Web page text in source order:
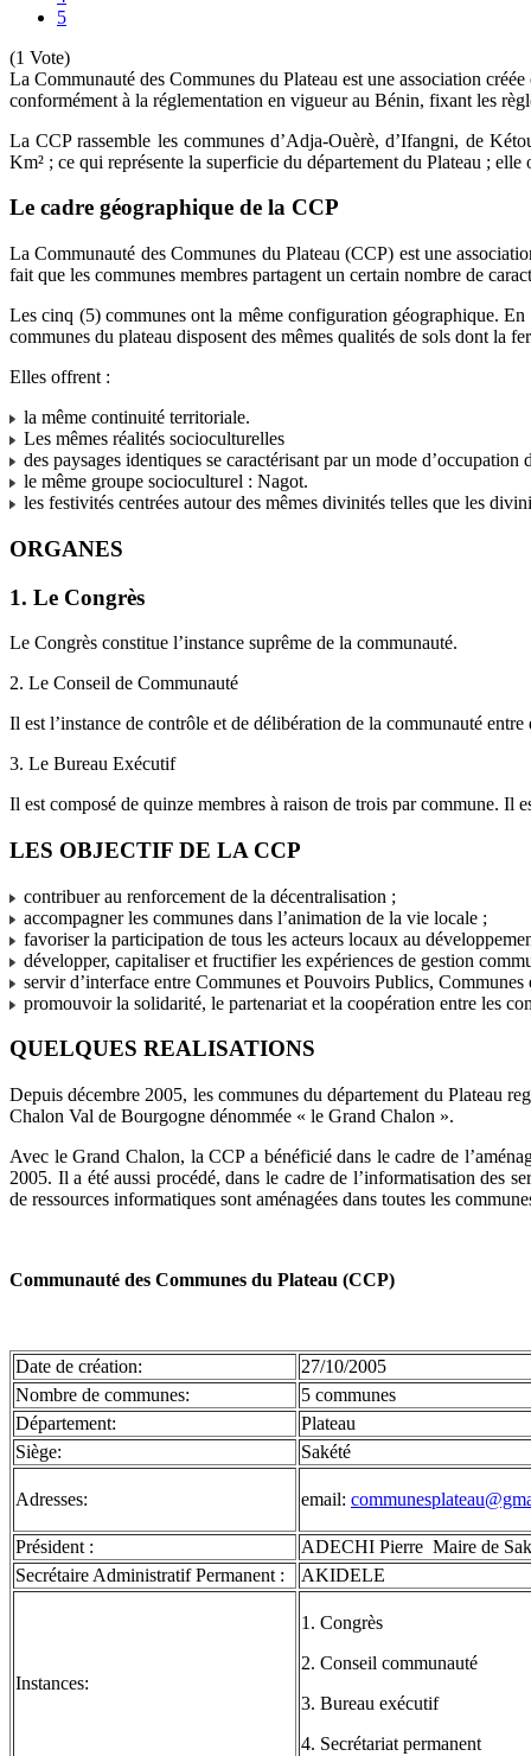
5
(1 Vote)
La Communauté des Communes du Plateau est une association
conformément à la réglementation en vigueur au Bénin, fixant les
La CCP rassemble les communes d’Adja-Ouèrè, d’Ifangni, de
Km² ; ce qui représente la superficie du département du Plateau ;
Le cadre géographique de la CCP
La Communauté des Communes du Plateau (CCP) est une
fait que les communes membres partagent un certain nombre de
Les cinq (5) communes ont la même configuration géographique.
communes du plateau disposent des mêmes qualités de sols dont la
Elles offrent :
la même continuité territoriale.
Les mêmes réalités socioculturelles
des paysages identiques se caractérisant par un mode d’occupation
le même groupe socioculturel : Nagot.
les festivités centrées autour des mêmes divinités telles que les
ORGANES
1. Le Congrès
Le Congrès constitue l’instance suprême de la communauté.
2. Le Conseil de Communauté
Il est l’instance de contrôle et de délibération de la communauté entre
3. Le Bureau Exécutif
Il est composé de quinze membres à raison de trois par commune. Il
LES OBJECTIF DE LA CCP
contribuer au renforcement de la décentralisation ;
accompagner les communes dans l’animation de la vie locale ;
favoriser la participation de tous les acteurs locaux au
développer, capitaliser et fructifier les expériences de gestion
servir d’interface entre Communes et Pouvoirs Publics,
promouvoir la solidarité, le partenariat et la coopération entre les
QUELQUES REALISATIONS
Depuis décembre 2005, les communes du département du Plateau
Chalon Val de Bourgogne dénommée « le Grand Chalon ».
Avec le Grand Chalon, la CCP a bénéficié dans le cadre de
2005. Il a été aussi procédé, dans le cadre de l’informatisation des
de ressources informatiques sont aménagées dans toutes les
Communauté des Communes du Plateau (CCP)
Date de création:
27/10/2005
Nombre de communes:
5 communes
Département:
Plateau
Siège:
Sakété
Adresses: email:
Président :
ADECHI Pierre Maire de
Secrétaire Administratif Permanent :
AKIDELE
Instances:
1. Congrès
2. Conseil communauté
3. Bureau exécutif
4. Secrétariat permanent